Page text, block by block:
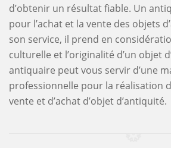
d’obtenir un résultat fiable. Un
pour l’achat et la vente des objets
son service, il prend en
culturelle et l’originalité d’un objet
antiquaire peut vous servir d’une
professionnelle pour la réalisation
vente et d’achat d’objet d’antiquité.